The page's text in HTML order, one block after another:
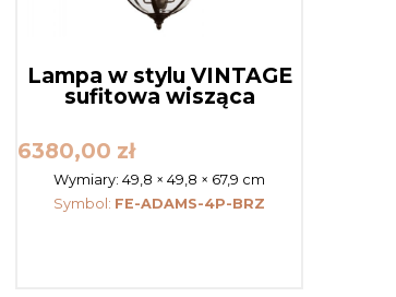
Lampa w stylu VINTAGE
sufitowa wisząca
6380,00 zł
Wymiary:49,8 × 49,8 × 67,9 cm
Symbol: FE-ADAMS-4P-BRZ